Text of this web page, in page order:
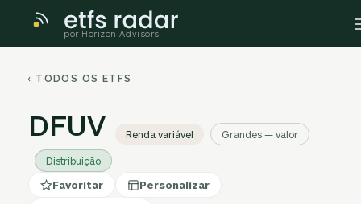
por Horizon Advisors
‹ TODOS OS ETFS
DFUV Renda variável Grandes — valor
Distribuição
Favoritar Personalizar